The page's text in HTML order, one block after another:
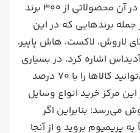
1800 متر مربع وسعت دارد و در آن محصولاتی از 300 برند
برندهایی که در این
لاروش، لاکست، هاش پاپیر،
اشاره کرد. در بسیاری
از فروشگاه‌های پریمیوم می‌توانید کالاها را با 70 درصد
مرکز خرید انواع وسایل
می‌رسد؛ بنابراین اگر
پریمیوم بروید و از آنجا